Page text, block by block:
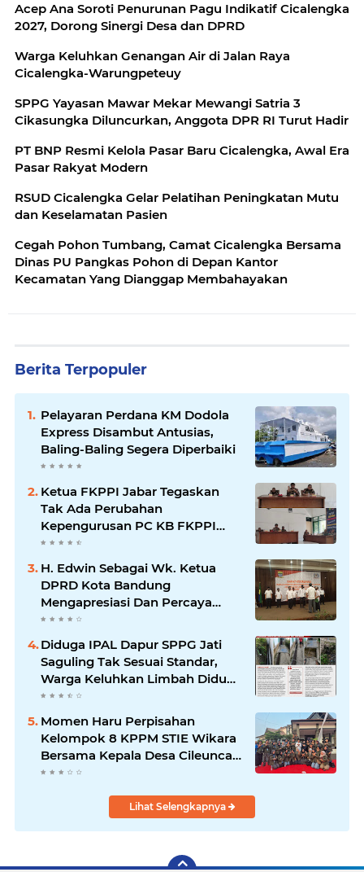
Acep Ana Soroti Penurunan Pagu Indikatif Cicalengka
2027, Dorong Sinergi Desa dan DPRD
Warga Keluhkan Genangan Air di Jalan Raya
Cicalengka-Warungpeteuy
SPPG Yayasan Mawar Mekar Mewangi Satria 3
Cikasungka Diluncurkan, Anggota DPR RI Turut Hadir
PT BNP Resmi Kelola Pasar Baru Cicalengka, Awal Era
Pasar Rakyat Modern
RSUD Cicalengka Gelar Pelatihan Peningkatan Mutu
dan Keselamatan Pasien
Cegah Pohon Tumbang, Camat Cicalengka Bersama
Dinas PU Pangkas Pohon di Depan Kantor
Kecamatan Yang Dianggap Membahayakan
Berita Terpopuler
Pelayaran Perdana KM Dodola
Express Disambut Antusias,
Baling-Baling Segera Diperbaiki
Ketua FKPPI Jabar Tegaskan
Tak Ada Perubahan
Kepengurusan PC KB FKPPI
Sumedang, Ketua Cabang
Diminta Segera Konsolidasi
H. Edwin Sebagai Wk. Ketua
DPRD Kota Bandung
Mengapresiasi Dan Percaya
Penuh Kepada Kepemimpinan
Merdi Hajiji Sebagai ketua DPD
Lpm Kota Bandung Periode
2021-2026
Diduga IPAL Dapur SPPG Jati
Saguling Tak Sesuai Standar,
Warga Keluhkan Limbah Diduga
Mengalir ke Sungai
Momen Haru Perpisahan
Kelompok 8 KPPM STIE Wikara
Bersama Kepala Desa Cileunca
di Kecamatan Bojong
Lihat Selengkapnya